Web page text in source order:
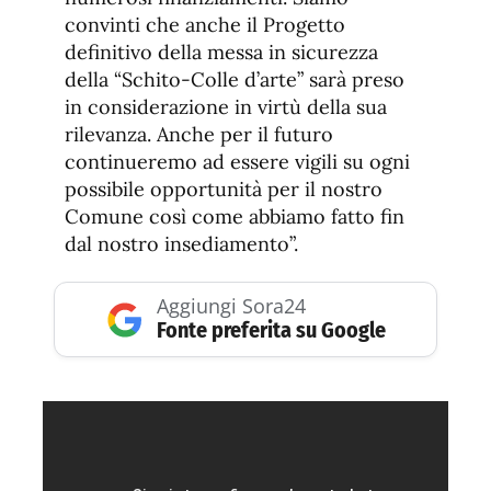
convinti che anche il Progetto
definitivo della messa in sicurezza
della “Schito-Colle d’arte” sarà preso
in considerazione in virtù della sua
rilevanza. Anche per il futuro
continueremo ad essere vigili su ogni
possibile opportunità per il nostro
Comune così come abbiamo fatto fin
dal nostro insediamento”.
Aggiungi Sora24
Fonte preferita su Google